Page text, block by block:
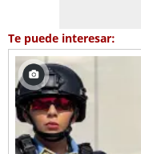
Te puede interesar: